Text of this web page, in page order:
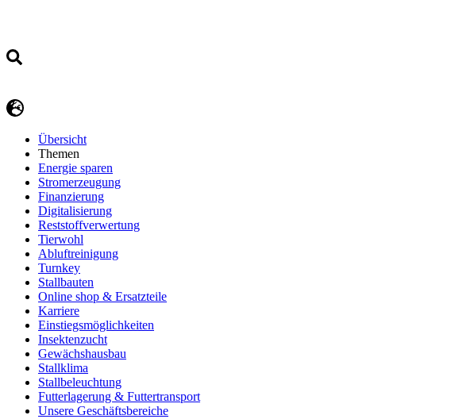
Übersicht
Themen
Energie sparen
Stromerzeugung
Finanzierung
Digitalisierung
Reststoffverwertung
Tierwohl
Abluftreinigung
Turnkey
Stallbauten
Online shop & Ersatzteile
Karriere
Einstiegsmöglichkeiten
Insektenzucht
Gewächshausbau
Stallklima
Stallbeleuchtung
Futterlagerung & Futtertransport
Unsere Geschäftsbereiche